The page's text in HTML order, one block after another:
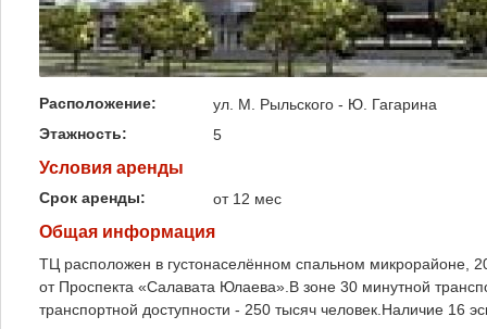
Расположение:
ул. М. Рыльского - Ю. Гагарина
Этажность:
5
Условия аренды
Срок аренды: от 12 мес
Общая информация
ТЦ расположен в густонаселённом спальном микрорайоне,
от Проспекта «Салавата Юлаева».В зоне 30 минутной
транспортной доступности - 250 тысяч человек.Наличие 16